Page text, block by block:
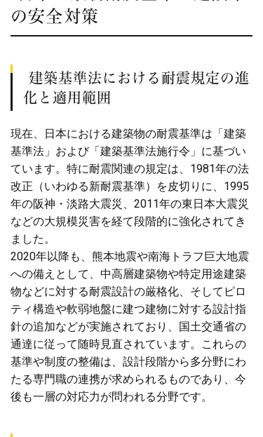
の安全対策
建築基準法における耐震規定の進
化と適用範囲
現在、日本における建築物の耐震基準は「建築
基準法」および「建築基準法施行令」に基づい
ています。特に耐震関連の規定は、1981年の法
改正（いわゆる新耐震基準）を皮切りに、1995
年の阪神・淡路大震災、2011年の東日本大震災
などの大規模災害を経て段階的に強化されてき
ました。
2020年以降も、熊本地震や南海トラフ巨大地震
への備えとして、中高層建築物や特定用途建築
物などに対する耐震設計の厳格化、そしてピロ
ティ構造や軟弱地盤に建つ建物に対する設計指
針の追加などが実施されており、国土交通省の
通達に従って随時見直されています。これらの
基準や制度の整備は、設計段階から多分野にわ
たる専門職の連携が求められるものであり、今
後も一層の対応力が問われる分野です。